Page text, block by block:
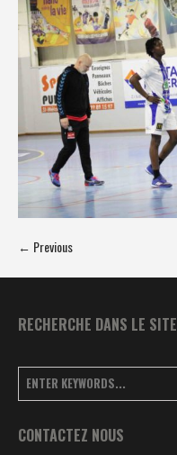
← Previous
RECHERCHE DANS LE SITE
CONTACTEZ NOUS